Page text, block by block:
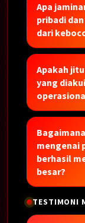
Apa
pribadi
dari
Apakah
yang
mengenai
berhasil
besar?
TESTIMONI